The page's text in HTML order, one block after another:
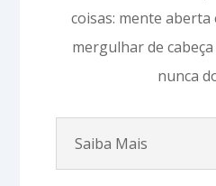
coisas: mente aberta
mergulhar de
nunca
Saiba Mais